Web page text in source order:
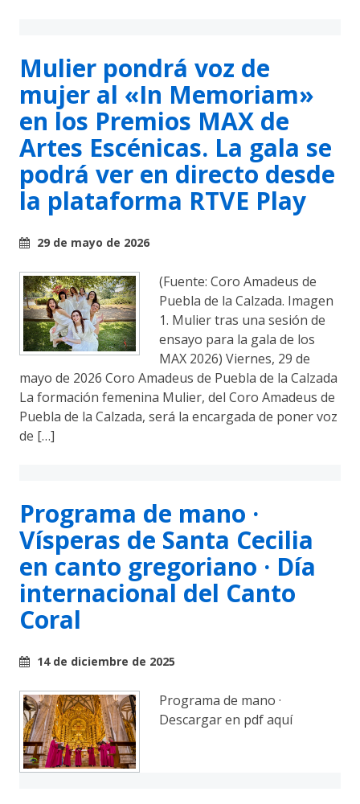
Mulier pondrá voz de
mujer al «In Memoriam»
en los Premios MAX de
Artes Escénicas. La gala se
podrá ver en directo desde
la plataforma RTVE Play
29 de mayo de 2026
(Fuente: Coro Amadeus de
Puebla de la Calzada. Imagen
1. Mulier tras una sesión de
ensayo para la gala de los
MAX 2026) Viernes, 29 de
mayo de 2026 Coro Amadeus de Puebla de la Calzada
La formación femenina Mulier, del Coro Amadeus de
Puebla de la Calzada, será la encargada de poner voz
de […]
Programa de mano ·
Vísperas de Santa Cecilia
en canto gregoriano · Día
internacional del Canto
Coral
14 de diciembre de 2025
Programa de mano ·
Descargar en pdf aquí